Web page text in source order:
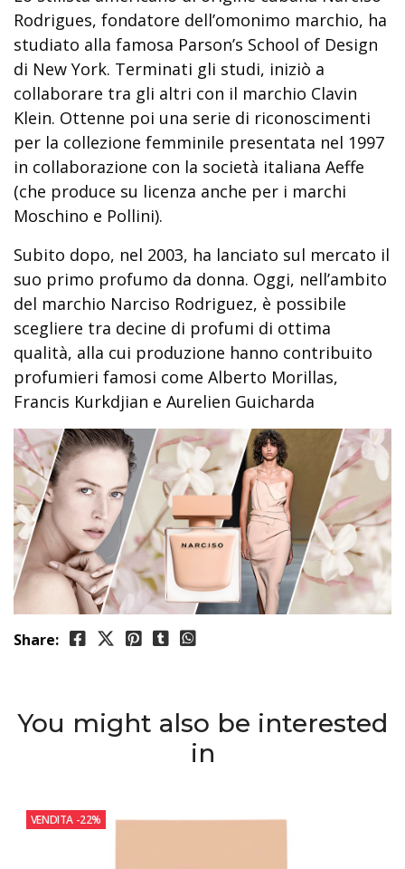
Rodrigues, fondatore dell’omonimo marchio, ha
studiato alla famosa Parson’s School of Design
di New York. Terminati gli studi, iniziò a
collaborare tra gli altri con il marchio Clavin
Klein. Ottenne poi una serie di riconoscimenti
per la collezione femminile presentata nel 1997
in collaborazione con la società italiana Aeffe
(che produce su licenza anche per i marchi
Moschino e Pollini).
Subito dopo, nel 2003, ha lanciato sul mercato il
suo primo profumo da donna. Oggi, nell’ambito
del marchio Narciso Rodriguez, è possibile
scegliere tra decine di profumi di ottima
qualità, alla cui produzione hanno contribuito
profumieri famosi come Alberto Morillas,
Francis Kurkdjian e Aurelien Guicharda
Share:
You might also be interested
in
VENDITA -22%